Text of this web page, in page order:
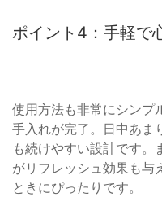
ポイント4：手軽で
使用方法も非常にシンプ
手入れが完了。日中あま
も続けやすい設計です。
がリフレッシュ効果も与
ときにぴったりです。